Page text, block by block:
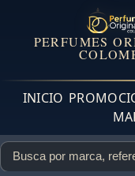
PERFUMES
INICIO